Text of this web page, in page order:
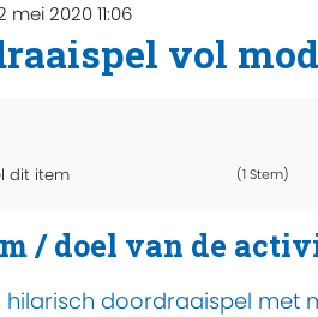
2020 11:06
vol
dit item (1 Stem)
/ doel van de
hilarisch doordraaispel met